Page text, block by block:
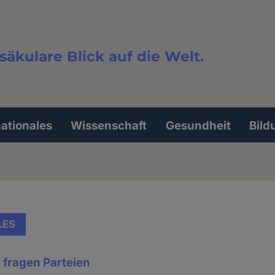
Blick auf die Welt.
Wissenschaft Gesundheit
Parteien